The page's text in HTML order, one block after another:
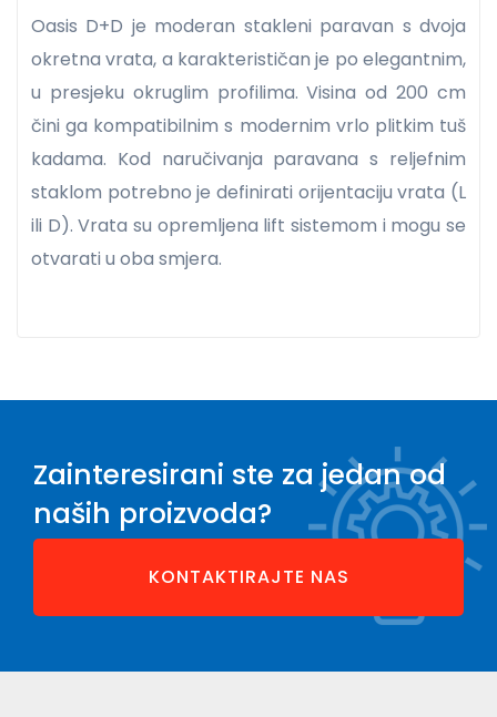
Oasis D+D je moderan stakleni paravan s dvoja
okretna vrata, a karakterističan je po elegantnim,
u presjeku okruglim profilima. Visina od 200 cm
čini ga kompatibilnim s modernim vrlo plitkim tuš
kadama. Kod naručivanja paravana s reljefnim
staklom potrebno je definirati orijentaciju vrata (L
ili D). Vrata su opremljena lift sistemom i mogu se
otvarati u oba smjera.
Zainteresirani ste za jedan od
naših proizvoda?
KONTAKTIRAJTE NAS